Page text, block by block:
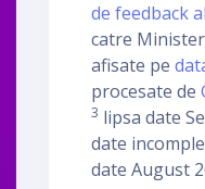
de feedback
catre
afisate pe
procesate de
3 lipsa date
date
date August